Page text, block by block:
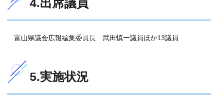
富山県議会広報編集委員長 武田慎一議員ほか13議員
5.実施状況